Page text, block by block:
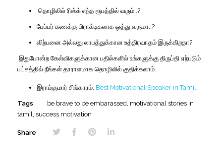
தொழிலில் ரிஸ்க் எந்த ரூபத்தில் வரும் ..?
பேப்பர் கணக்கு பிராக்டிகலாக ஒத்து வருமா ..?
விற்பனை அல்லது லாபத்துக்கான உத்திரவாதம் இருக்கிறதா?
இதுபோன்ற கேள்விகளுக்கான பதில்களில் உங்களுக்கு திருப்தி ஏற்படும்
பட்சத்தில் நீங்கள் தாராளமாக தொழிலில் குதிக்கலாம்
இராம்குமார் சிங்காரம், Best Motivational Speaker in Tamil
Tags be brave to be embarassed motivational stories in
tamil success motivation
Share